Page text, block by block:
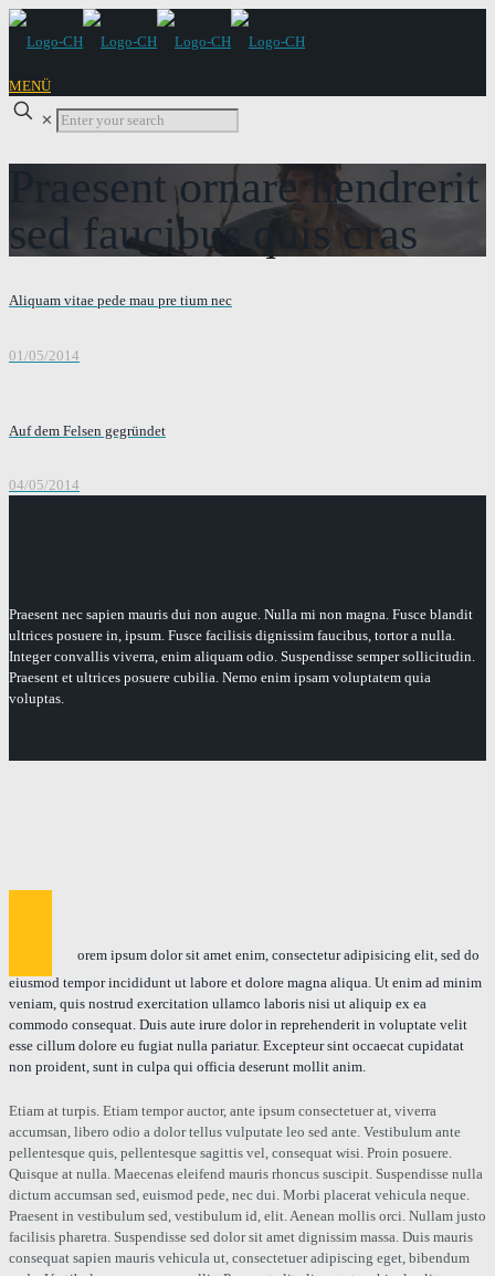
MENÜ
✕
Praesent ornare hendrerit
sed faucibus quis cras
Aliquam vitae pede mau pre tium nec
01/05/2014
Auf dem Felsen gegründet
04/05/2014
Praesent nec sapien mauris dui non augue. Nulla mi non magna. Fusce blandit
ultrices posuere in, ipsum. Fusce facilisis dignissim faucibus, tortor a nulla.
Integer convallis viverra, enim aliquam odio. Suspendisse semper sollicitudin.
Praesent et ultrices posuere cubilia. Nemo enim ipsam voluptatem quia
voluptas.
orem ipsum dolor sit amet enim, consectetur adipisicing elit, sed do
eiusmod tempor incididunt ut labore et dolore magna aliqua. Ut enim ad minim
veniam, quis nostrud exercitation ullamco laboris nisi ut aliquip ex ea
commodo consequat. Duis aute irure dolor in reprehenderit in voluptate velit
esse cillum dolore eu fugiat nulla pariatur. Excepteur sint occaecat cupidatat
non proident, sunt in culpa qui officia deserunt mollit anim.
Etiam at turpis. Etiam tempor auctor, ante ipsum consectetuer at, viverra
accumsan, libero odio a dolor tellus vulputate leo sed ante. Vestibulum ante
pellentesque quis, pellentesque sagittis vel, consequat wisi. Proin posuere.
Quisque at nulla. Maecenas eleifend mauris rhoncus suscipit. Suspendisse nulla
dictum accumsan sed, euismod pede, nec dui. Morbi placerat vehicula neque.
Praesent in vestibulum sed, vestibulum id, elit. Aenean mollis orci. Nullam justo
facilisis pharetra. Suspendisse sed dolor sit amet dignissim massa. Duis mauris
consequat sapien mauris vehicula ut, consectetuer adipiscing eget, bibendum